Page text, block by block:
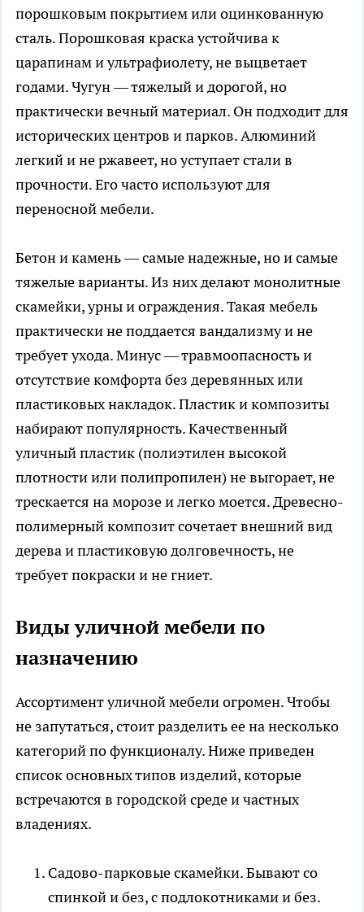
порошковым покрытием или оцинкованную
сталь. Порошковая краска устойчива к
царапинам и ультрафиолету, не выцветает
годами. Чугун — тяжелый и дорогой, но
практически вечный материал. Он подходит для
исторических центров и парков. Алюминий
легкий и не ржавеет, но уступает стали в
прочности. Его часто используют для
переносной мебели.
Бетон и камень — самые надежные, но и самые
тяжелые варианты. Из них делают монолитные
скамейки, урны и ограждения. Такая мебель
практически не поддается вандализму и не
требует ухода. Минус — травмоопасность и
отсутствие комфорта без деревянных или
пластиковых накладок. Пластик и композиты
набирают популярность. Качественный
уличный пластик (полиэтилен высокой
плотности или полипропилен) не выгорает, не
трескается на морозе и легко моется. Древесно-
полимерный композит сочетает внешний вид
дерева и пластиковую долговечность, не
требует покраски и не гниет.
Виды уличной мебели по
назначению
Ассортимент уличной мебели огромен. Чтобы
не запутаться, стоит разделить ее на несколько
категорий по функционалу. Ниже приведен
список основных типов изделий, которые
встречаются в городской среде и частных
владениях.
Садово-парковые скамейки. Бывают со
спинкой и без, с подлокотниками и без.